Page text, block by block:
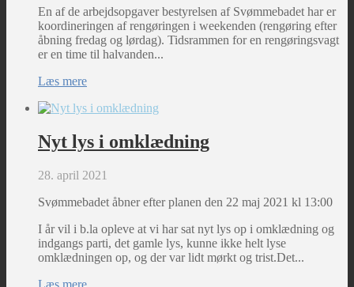
En af de arbejdsopgaver bestyrelsen af Svømmebadet har er
koordineringen af rengøringen i weekenden (rengøring efter
åbning fredag og lørdag). Tidsrammen for en rengøringsvagt
er en time til halvanden...
Læs mere
Nyt lys i omklædning
28. april 2021
Svømmebadet åbner efter planen den 22 maj 2021 kl 13:00
I år vil i b.la opleve at vi har sat nyt lys op i omklædning og
indgangs parti, det gamle lys, kunne ikke helt lyse
omklædningen op, og der var lidt mørkt og trist.Det...
Læs mere